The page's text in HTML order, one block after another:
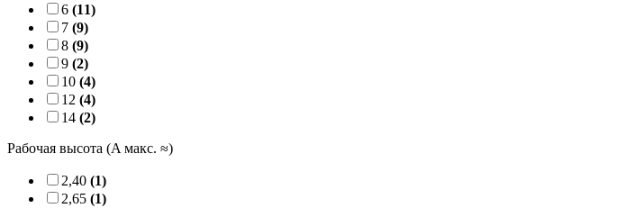
6 (11)
7 (9)
8 (9)
9 (2)
10 (4)
12 (4)
14 (2)
Рабочая высота (A макс. ≈)
2,40 (1)
2,65 (1)